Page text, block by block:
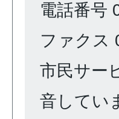
電話番号
ファクス
市民サー
音してい